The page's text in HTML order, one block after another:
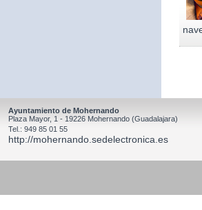
Ayuntamiento de Mohernando
Plaza Mayor, 1 - 19226 Mohernando (Guadalajara)
Tel.: 949 85 01 55
http://mohernando.sedelectronica.es